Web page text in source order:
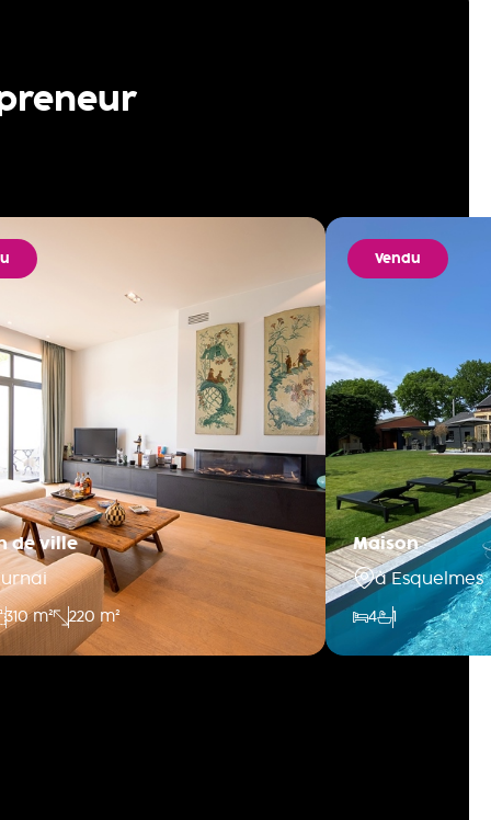
de ville
310 m² 220 m²
Vendu
Maison
à Esquelmes
4 1